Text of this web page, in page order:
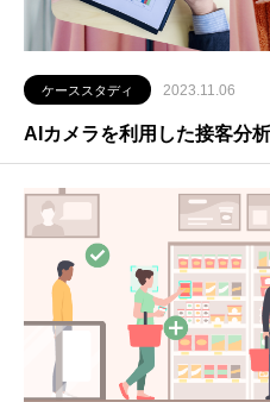
ケーススタディ 2023.11.06
AIカメラを利用した接客分